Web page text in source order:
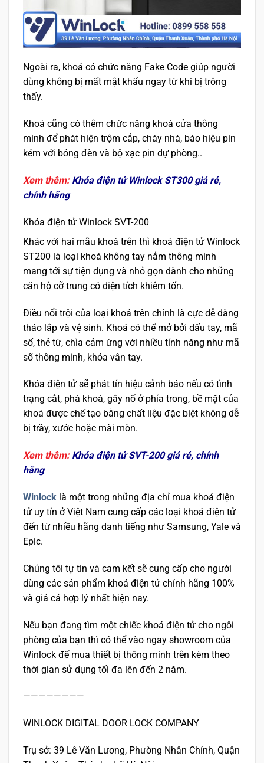
Ngoài ra, khoá có chức năng Fake Code giúp người
dùng không bị mất mật khẩu ngay từ khi bị trông
thấy.
Khoá cũng có thêm chức năng khoá cửa thông
minh để phát hiện trộm cắp, cháy nhà, báo hiệu pin
kém với bóng đèn và bộ xạc pin dự phòng..
Xem thêm:Khóa điện tử Winlock ST300 giả rẻ,
chính hãng
Khóa điện tử Winlock SVT-200
Khác với hai mẫu khoá trên thì khoá điện tử Winlock
ST200 là loại khoá không tay nắm thông minh
mang tới sự tiện dụng và nhỏ gọn dành cho những
căn hộ cỡ trung có diện tích khiêm tốn.
Điều nổi trội của loại khoá trên chính là cực dễ dàng
tháo lắp và vệ sinh. Khoá có thể mở bởi dấu tay, mã
số, thẻ từ, chìa cảm ứng với nhiều tính năng như mã
số thông minh, khóa vân tay.
Khóa điện tử sẽ phát tín hiệu cảnh báo nếu có tình
trạng cắt, phá khoá, gây nổ ở phía trong, bề mặt của
khoá được chế tạo bằng chất liệu đặc biệt không dễ
bị trầy, xước hoặc mài mòn.
Xem thêm:Khóa điện tử SVT-200 giá rẻ, chính
hãng
Winlock là một trong những địa chỉ mua khoá điện
tử uy tín ở Việt Nam cung cấp các loại khoá điện tử
đến từ nhiều hãng danh tiếng như Samsung, Yale và
Epic.
Chúng tôi tự tin và cam kết sẽ cung cấp cho người
dùng các sản phẩm khoá điện tử chính hãng 100%
và giá cả hợp lý nhất hiện nay.
Nếu bạn đang tìm một chiếc khoá điện tử cho ngôi
phòng của bạn thì có thể vào ngay showroom của
Winlock để mua thiết bị thông minh trên kèm theo
thời gian sử dụng tối đa lên đến 2 năm.
————————
WINLOCK DIGITAL DOOR LOCK COMPANY
Trụ sở: 39 Lê Văn Lương, Phường Nhân Chính, Quận